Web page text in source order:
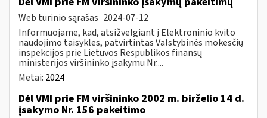
Web turinio sąrašas 2024-07-12
Informuojame, kad, atsižvelgiant į Elektroninio kvito
naudojimo taisykles, patvirtintas Valstybinės mokesčių
inspekcijos prie Lietuvos Respublikos finansų
ministerijos viršininko įsakymu Nr....
Metai: 2024
Dėl VMI prie FM viršininko 2002 m. birželio 14 d.
įsakymo Nr. 156 pakeitimo